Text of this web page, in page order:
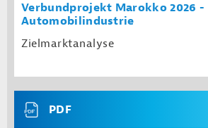
Verbundprojekt Marokko 2026 -
Automobilindustrie
Zielmarktanalyse
PDF